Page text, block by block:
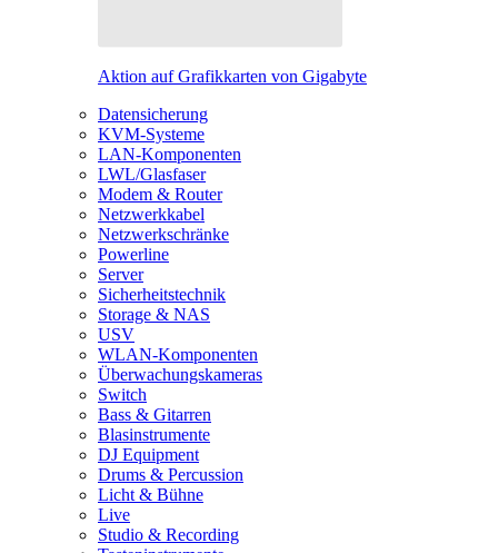
Aktion auf Grafikkarten von Gigabyte
Datensicherung
KVM-Systeme
LAN-Komponenten
LWL/Glasfaser
Modem & Router
Netzwerkkabel
Netzwerkschränke
Powerline
Server
Sicherheitstechnik
Storage & NAS
USV
WLAN-Komponenten
Überwachungskameras
Switch
Bass & Gitarren
Blasinstrumente
DJ Equipment
Drums & Percussion
Licht & Bühne
Live
Studio & Recording